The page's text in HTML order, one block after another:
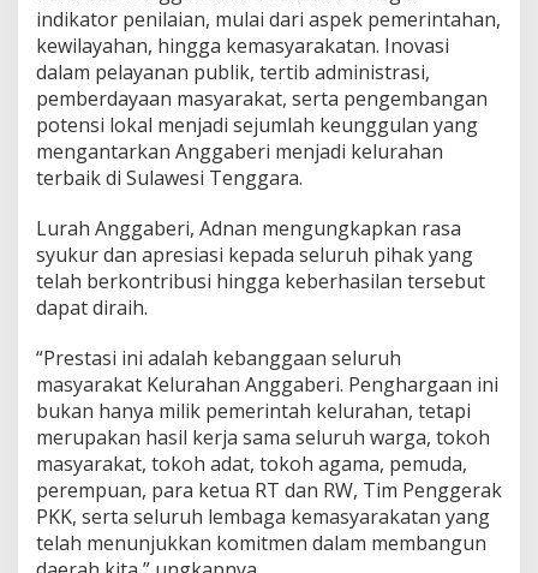
n
s
i
k
e
T
i
n
a
t
R
o
n
a
l
indikator penilaian, mulai dari aspek pemerintahan,
kewilayahan, hingga kemasyarakatan. Inovasi
dalam pelayanan publik, tertib administrasi,
pemberdayaan masyarakat, serta pengembangan
potensi lokal menjadi sejumlah keunggulan yang
mengantarkan Anggaberi menjadi kelurahan
terbaik di Sulawesi Tenggara.
Lurah Anggaberi, Adnan mengungkapkan rasa
syukur dan apresiasi kepada seluruh pihak yang
telah berkontribusi hingga keberhasilan tersebut
dapat diraih.
“Prestasi ini adalah kebanggaan seluruh
masyarakat Kelurahan Anggaberi. Penghargaan ini
bukan hanya milik pemerintah kelurahan, tetapi
merupakan hasil kerja sama seluruh warga, tokoh
masyarakat, tokoh adat, tokoh agama, pemuda,
perempuan, para ketua RT dan RW, Tim Penggerak
PKK, serta seluruh lembaga kemasyarakatan yang
telah menunjukkan komitmen dalam membangun